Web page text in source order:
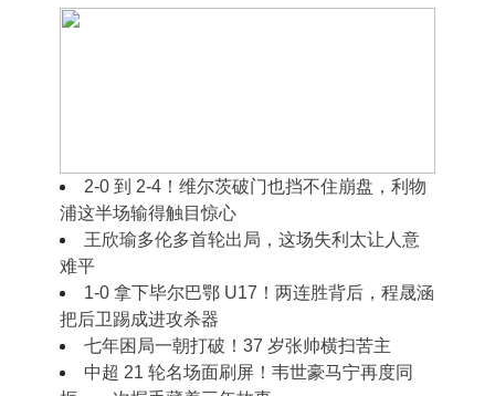
2‑0 到 2‑4！维尔茨破门也挡不住崩盘，利物
浦这半场输得触目惊心
王欣瑜多伦多首轮出局，这场失利太让人意
难平
1‑0 拿下毕尔巴鄂 U17！两连胜背后，程晟涵
把后卫踢成进攻杀器
七年困局一朝打破！37 岁张帅横扫苦主
中超 21 轮名场面刷屏！韦世豪马宁再度同